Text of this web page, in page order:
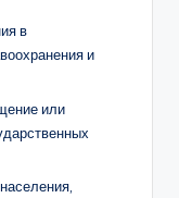
в
и
или